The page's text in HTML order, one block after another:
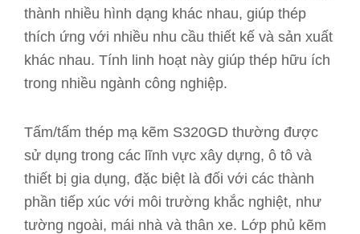
thành nhiều hình dạng khác nhau, giúp thép
thích ứng với nhiều nhu cầu thiết kế và sản xuất
khác nhau. Tính linh hoạt này giúp thép hữu ích
trong nhiều ngành công nghiệp.
Tấm/tấm thép mạ kẽm S320GD thường được
sử dụng trong các lĩnh vực xây dựng, ô tô và
thiết bị gia dụng, đặc biệt là đối với các thành
phần tiếp xúc với môi trường khắc nghiệt, như
tường ngoài, mái nhà và thân xe. Lớp phủ kẽm